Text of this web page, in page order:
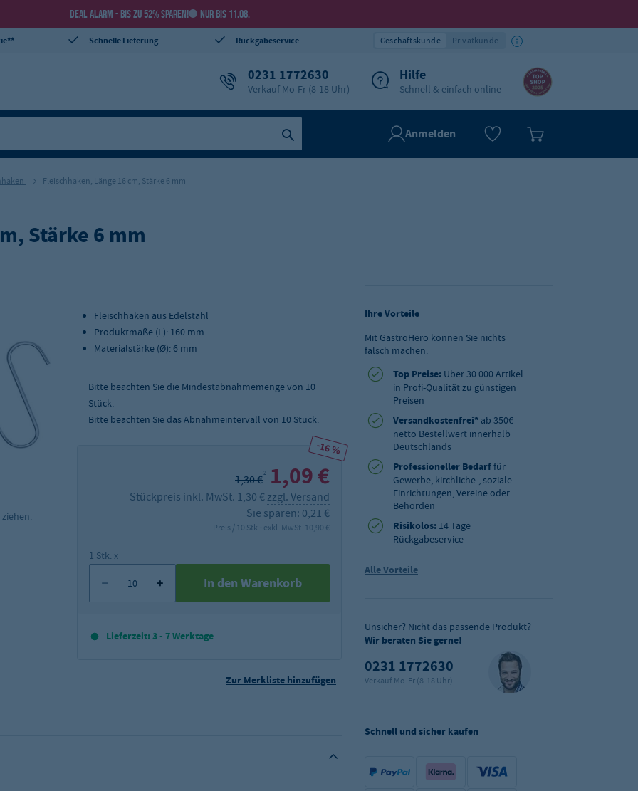
DEAL ALARM - BIS ZU 52% SPAREN! NUR BIS 11.08.
Schnelle Lieferung Rückgabeservice Geschäftskunde Privatkunde
0231 1772630
Verkauf Mo-Fr (8-18 Uhr)
Hilfe
Schnell & einfach online
Anmelden
Fleischhaken, Länge 16 cm, Stärke 6 mm
Stärke 6 mm
Fleischhaken aus Edelstahl
Produktmaße (L): 160 mm
Materialstärke (Ø): 6 mm
Bitte beachten Sie die Mindestabnahmemenge von 10
Stück.
Bitte beachten Sie das Abnahmeintervall von 10 Stück.
-16 %
1,30 €2 1,09 €
Stückpreis inkl. MwSt. 1,30 € zzgl. Versand
Sie sparen: 0,21 €
Preis / 10 Stk.: exkl. MwSt. 10,90 €
1 Stk. x
In den Warenkorb
Lieferzeit: 3 - 7 Werktage
Zur Merkliste hinzufügen
Ihre Vorteile
Mit GastroHero können Sie nichts
falsch machen:
Top Preise: Über 30.000 Artikel
in Profi-Qualität zu günstigen
Preisen
Versandkostenfrei* ab 350€
netto Bestellwert innerhalb
Deutschlands
Professioneller Bedarffür
Gewerbe, kirchliche-, soziale
Einrichtungen, Vereine oder
Behörden
Risikolos: 14 Tage
Rückgabeservice
Alle Vorteile
Unsicher? Nicht das passende Produkt?
Wir beraten Sie gerne!
0231 1772630
Verkauf Mo-Fr (8-18 Uhr)
Schnell und sicher kaufen